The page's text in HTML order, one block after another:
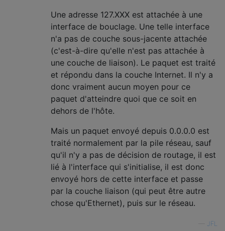
Une adresse 127.XXX est attachée à une
interface de bouclage. Une telle interface
n'a pas de couche sous-jacente attachée
(c'est-à-dire qu'elle n'est pas attachée à
une couche de liaison). Le paquet est traité
et répondu dans la couche Internet. Il n'y a
donc vraiment aucun moyen pour ce
paquet d'atteindre quoi que ce soit en
dehors de l'hôte.
Mais un paquet envoyé depuis 0.0.0.0 est
traité normalement par la pile réseau, sauf
qu'il n'y a pas de décision de routage, il est
lié à l'interface qui s'initialise, il est donc
envoyé hors de cette interface et passe
par la couche liaison (qui peut être autre
chose qu'Ethernet), puis sur le réseau.
JFL